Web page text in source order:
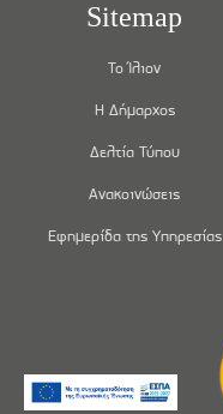
Sitemap
Το Ίλιον
Η Δήμαρχος
Δελτία Τύπου
Ανακοινώσεις
Εφημερίδα της Υπηρεσίας